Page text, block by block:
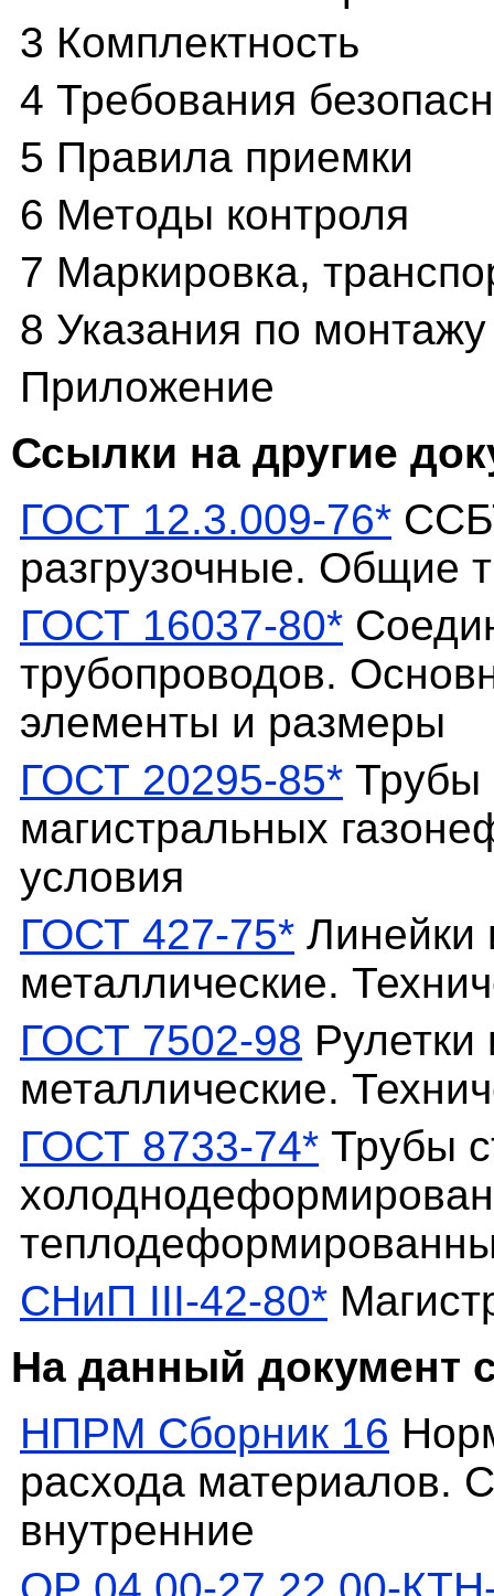
3 Комплектность
4 Требования
5 Правила приемки
6 Методы контроля
7 Маркировка,
8 Указания по монтажу
Приложение
Ссылки на другие
ГОСТ 12.3.009-76*
разгрузочные. Общие
ГОСТ 16037-80*
трубопроводов.
элементы и размеры
ГОСТ 20295-85* Трубы
магистральных
условия
ГОСТ 427-75* Линейки
металлические.
ГОСТ 7502-98
металлические.
ГОСТ 8733-74* Трубы
СНиП III-42-80*
На данный документ
НПРМ Сборник 16
расхода материалов.
внутренние